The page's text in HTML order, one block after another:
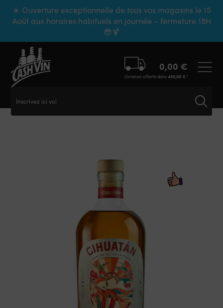
☀️ Ouverture exceptionnelle de tous vos magasins le 15
Août aux horaires habituels en journée – fermeture 18H
😎🍹
Inscrivez ici votr
0,00 €
Livraison offerte dans450,00 €!
Panneau de gestion des cookies